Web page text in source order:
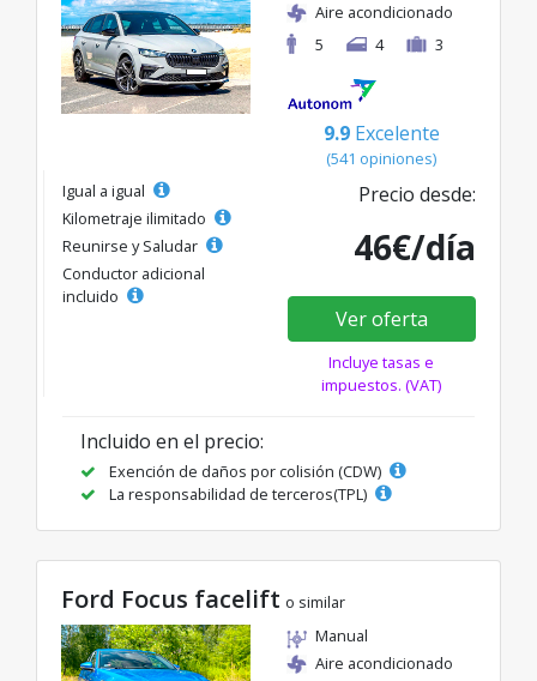
Aire acondicionado
5
4 3
9.9 Excelente
(541 opiniones)
Igual a igual
Kilometraje ilimitado
Reunirse y Saludar
Conductor adicional
incluido
Precio desde:
46€/día
Ver oferta
Incluye tasas e
impuestos. (VAT)
Incluido en el precio:
Exención de daños por colisión (CDW)
La responsabilidad de terceros(TPL)
Ford Focus facelift o similar
Manual
Aire acondicionado